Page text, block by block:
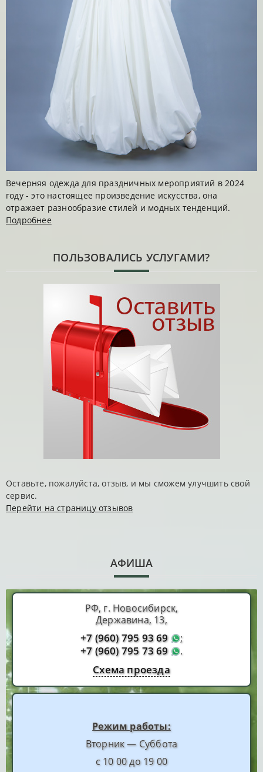
Вечерняя одежда для праздничных мероприятий в 2024
году - это настоящее произведение искусства, она
отражает разнообразие стилей и модных тенденций.
Подробнее
ПОЛЬЗОВАЛИСЬ УСЛУГАМИ?
Оставьте, пожалуйста, отзыв, и мы сможем улучшить свой
сервис.
Перейти на страницу отзывов
АФИША
РФ, г. Новосибирск,
Державина, 13,
+7 (960) 795 93 69 ;
+7 (960) 795 73 69 .
Схема проезда
Режим работы:
Вторник — Суббота
с 10 00 до 19 00